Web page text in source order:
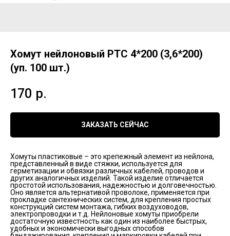
Хомут нейлоновый РТС 4*200 (3,6*200)
(уп. 100 шт.)
170 р.
ЗАКАЗАТЬ СЕЙЧАС
Хомуты пластиковые – это крепежный элемент из нейлона,
представленный в виде стяжки, используется для
герметизации и обвязки различных кабелей, проводов и
других аналогичных изделий. Такой изделие отличается
простотой использования, надежностью и долговечностью.
Оно является альтернативой проволоке, применяется при
прокладке сантехнических систем, для крепления простых
конструкций систем монтажа, гибких воздуховодов,
электропроводки и т.д. Нейлоновые хомуты приобрели
достаточную известность как один из наиболее быстрых,
удобных и экономически выгодных способов